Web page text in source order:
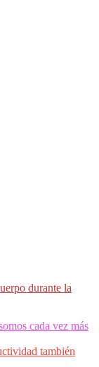
durante la
cada vez más
también